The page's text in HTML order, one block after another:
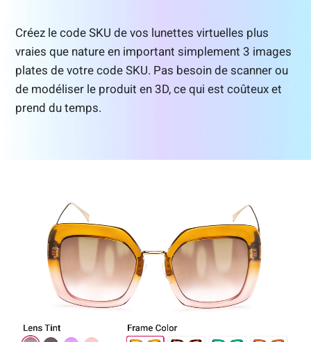
Créez le code SKU de vos lunettes virtuelles plus
vraies que nature en important simplement 3 images
plates de votre code SKU. Pas besoin de scanner ou
de modéliser le produit en 3D, ce qui est coûteux et
prend du temps.